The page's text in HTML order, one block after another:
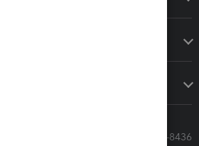
Call Sales: 833-564-8436